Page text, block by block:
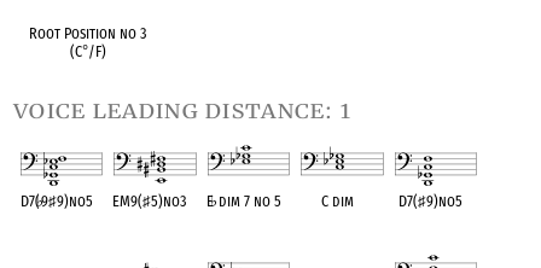
Root Position no 3
(C°/F)
voice leading distance: 1
D7(♭9♯9)no5 EM9(♯5)no3 E♭dim 7 no 5 C dim D7(♯9)no5